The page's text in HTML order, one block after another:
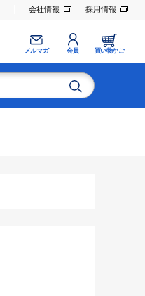
会社情報 採用情報
メルマガ 会員 買い物かご